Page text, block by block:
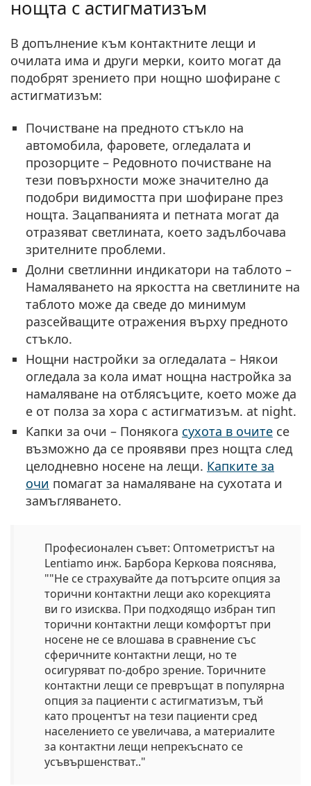
нощта с астигматизъм
В допълнение към контактните лещи и
очилата има и други мерки, които могат да
подобрят зрението при нощно шофиране с
астигматизъм:
Почистване на предното стъкло на
автомобила, фаровете, огледалата и
прозорците – Редовното почистване на
тези повърхности може значително да
подобри видимостта при шофиране през
нощта. Зацапванията и петната могат да
отразяват светлината, което задълбочава
зрителните проблеми.
Долни светлинни индикатори на таблото –
Намаляването на яркостта на светлините на
таблото може да сведе до минимум
разсейващите отражения върху предното
стъкло.
Нощни настройки за огледалата – Някои
огледала за кола имат нощна настройка за
намаляване на отблясъците, което може да
е от полза за хора с астигматизъм. at night.
Капки за очи – Понякога сухота в очите се
възможно да се проявяви през нощта след
целодневно носене на лещи. Капките за
очи помагат за намаляване на сухотата и
замъгляването.
Професионален съвет: Оптометристът на
Lentiamo инж. Барбора Керкова пояснява,
""Не се страхувайте да потърсите опция за
торични контактни лещи ако корекцията
ви го изисква. При подходящо избран тип
торични контактни лещи комфортът при
носене не се влошава в сравнение със
сферичните контактни лещи, но те
осигуряват по-добро зрение. Торичните
контактни лещи се превръщат в популярна
опция за пациенти с астигматизъм, тъй
като процентът на тези пациенти сред
населението се увеличава, а материалите
за контактни лещи непрекъснато се
усъвършенстват.."